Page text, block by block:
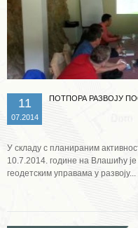
11
07.2014
ПОТПОРА РАЗВОЈУ
У складу с планираним
10.7.2014. године на Влашићу
геодетским управама у развоју...